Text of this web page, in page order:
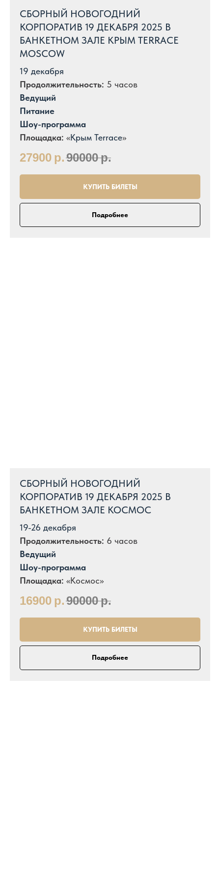
СБОРНЫЙ НОВОГОДНИЙ
КОРПОРАТИВ 19 ДЕКАБРЯ 2025 В
БАНКЕТНОМ ЗАЛЕ КРЫМ TERRACE
MOSCOW
19 декабря
Продолжительность: 5 часов
Ведущий
Питание
Шоу-программа
Площадка: «Крым Terrace»
27900 р.90000р.
КУПИТЬ БИЛЕТЫ
Подробнее
СБОРНЫЙ НОВОГОДНИЙ
КОРПОРАТИВ 19 ДЕКАБРЯ 2025 В
БАНКЕТНОМ ЗАЛЕ КОСМОС
19-26 декабря
Продолжительность: 6 часов
Ведущий
Шоу-программа
Площадка: «Космос»
16900 р.90000р.
КУПИТЬ БИЛЕТЫ
Подробнее